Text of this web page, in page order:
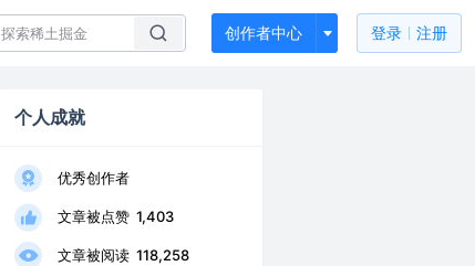
创作者中心 登录 注册
个人成就
优秀创作者
文章被点赞 1,403
文章被阅读 118,258